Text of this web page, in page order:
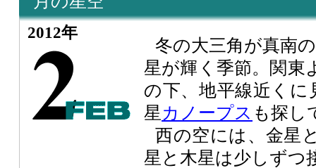
2012年
冬の大三角が真南
星が輝く季節。関東
の下、地平線近く
星 カノープス も探し
西の空には、金星
星と木星は少しずつ